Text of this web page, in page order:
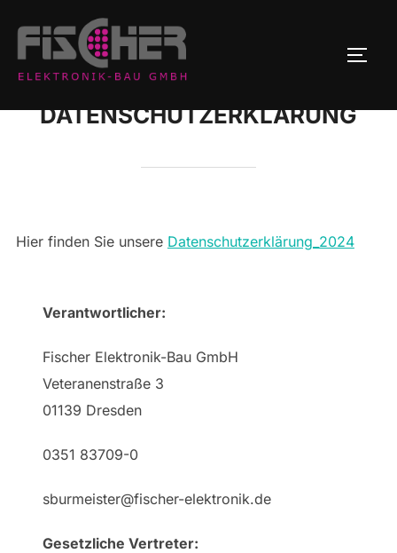
Inhalt
springen
DATENSCHUTZERKLÄRUNG
Hier finden Sie unsere Datenschutzerklärung_2024
Verantwortlicher:
Fischer Elektronik-Bau GmbH
Veteranenstraße 3
01139 Dresden
0351 83709-0
sburmeister@fischer-elektronik.de
Gesetzliche Vertreter: